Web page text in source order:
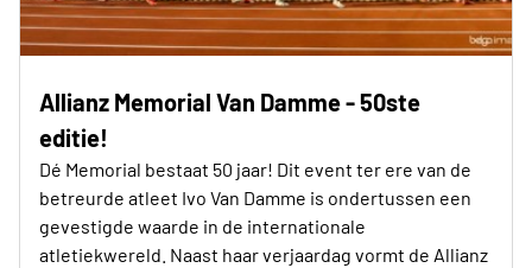
Allianz Memorial Van Damme - 50ste
editie!
Dé Memorial bestaat 50 jaar! Dit event ter ere van de
betreurde atleet Ivo Van Damme is ondertussen een
gevestigde waarde in de internationale
atletiekwereld. Naast haar verjaardag vormt de Allianz